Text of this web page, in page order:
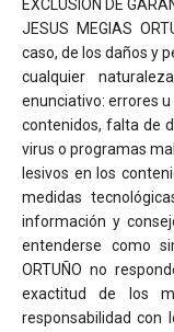
EXCLUSIÓN DE
JESUS MEGIAS
caso, de los daños y
cualquier
enunciativo: errores
contenidos, falta de
virus o programas
lesivos en los
medidas
información y
entenderse como
ORTUÑO no
exactitud de los
responsabilidad con